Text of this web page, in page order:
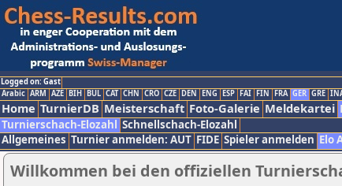
Logged on: Gast
Arabic ARM AZE BIH BUL CAT CHN CRO CZE DEN ENG ESP FAI FIN FRA GER GRE
Home TurnierDB Meisterschaft Foto-Galerie Meldekartei
Turnierschach-Elozahl Schnellschach-Elozahl
Allgemeines Turnier anmelden: AUT FIDE Spieler anmelden Elo
Willkommen bei den offiziellen